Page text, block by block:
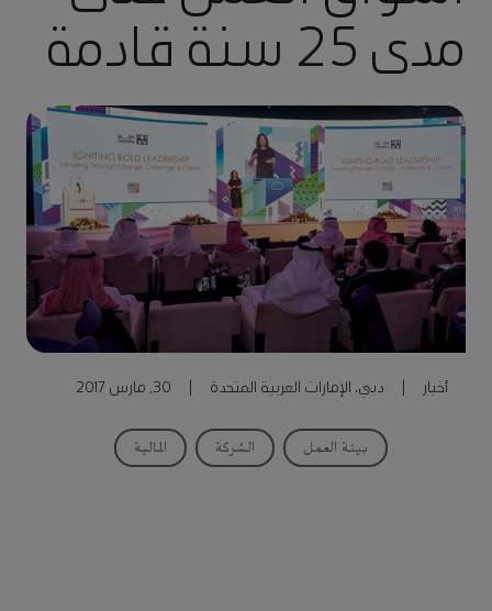
مدى 25 سنة قادمة
أخبار دبي، الإمارات العربية المتحدة 30, مارس 2017
بيئة العمل الشركة المالية